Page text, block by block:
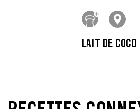
LAIT DE COCO